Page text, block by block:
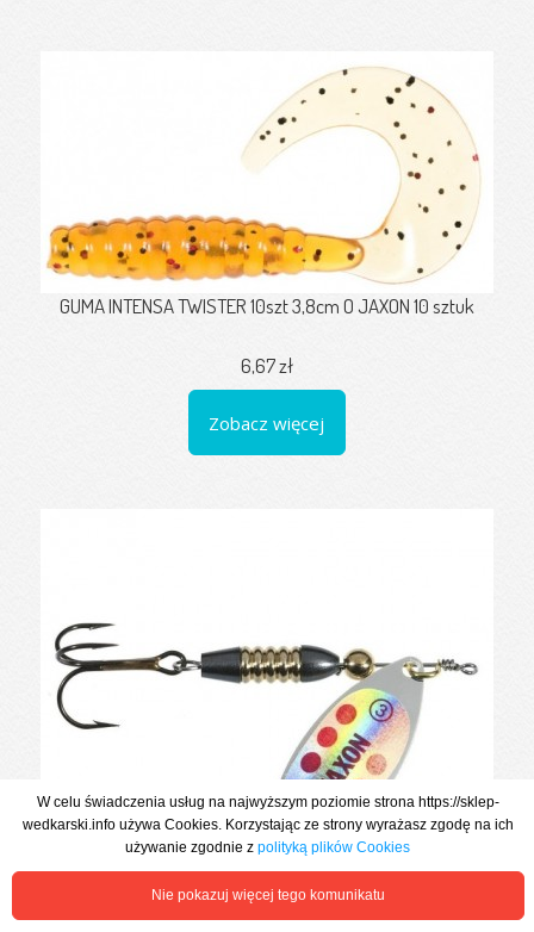
GUMA INTENSA TWISTER 10szt 3,8cm O JAXON 10 sztuk
6,67 zł
Zobacz więcej
W celu świadczenia usług na najwyższym poziomie strona https://sklep-
wedkarski.info używa Cookies. Korzystając ze strony wyrażasz zgodę na ich
używanie zgodnie zpolityką plików Cookies
Nie pokazuj więcej tego komunikatu